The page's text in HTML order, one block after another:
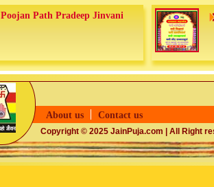
Poojan Path Pradeep Jinvani
About us Contact us
Copyright © 2025 JainPuja.com | All Right